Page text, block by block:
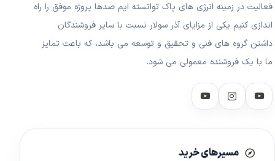
فعالیت در زمینه انرژی های پاک تواتسته ایم صدها پروژه موفق را راه
اندازی کنیم یکی از مزایای آذر سولار نسبت با سایر فروشندگان
داشتن گروه های فنی و تحقیق و توسعه می باشد، که باعث تمایز
ما با یک فروشنده معمولی می شود.
مسیرهای خرید